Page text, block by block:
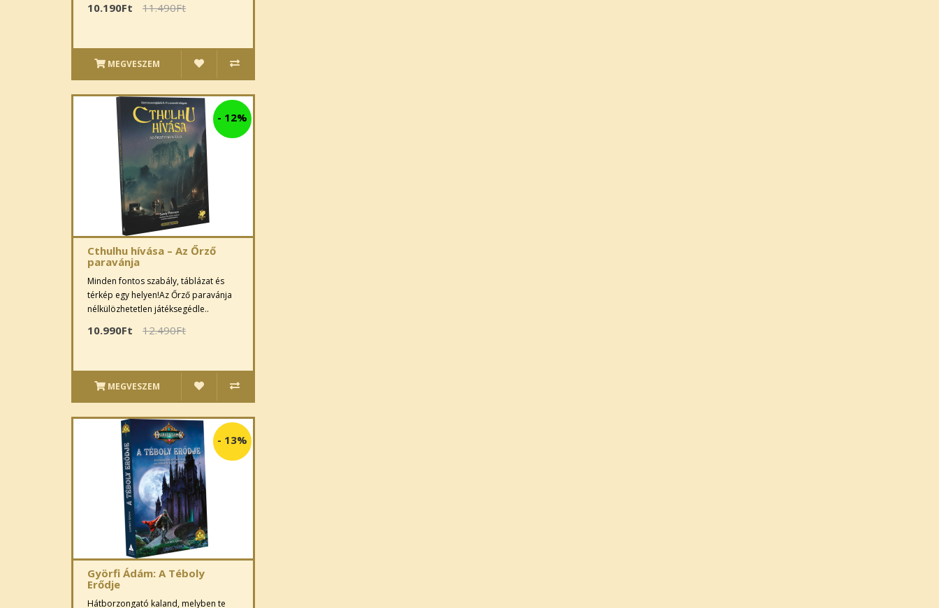
10.190Ft 11.490Ft
MEGVESZEM
- 12%
Cthulhu hívása – Az Őrző
paravánja
Minden fontos szabály, táblázat és
térkép egy helyen!Az Őrző paravánja
nélkülözhetetlen játéksegédle..
10.990Ft 12.490Ft
MEGVESZEM
- 13%
Györfi Ádám: A Téboly
Erődje
Hátborzongató kaland, melyben te